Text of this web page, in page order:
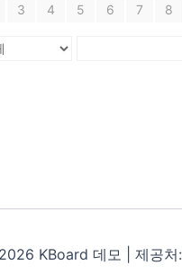
3 4 5 6 7 8
KBoard 데모 | 제공처: